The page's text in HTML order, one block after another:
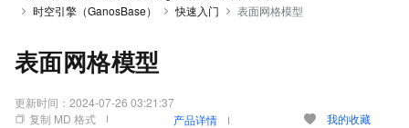
时空引擎（GanosBase）
快速入门 表面网格模型
表面网格模型
更新时间： 2024-07-26 03:21:37
复制 MD 格式
产品详情 我的收藏